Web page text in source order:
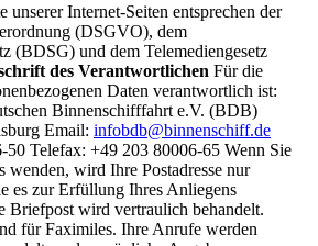
unserer Internet-Seiten entsprechen der
(DSGVO), dem
(BDSG) und dem Telemediengesetz
des Verantwortlichen Für die
Daten verantwortlich ist:
Binnenschifffahrt e.V. (BDB)
Email: infobdb@binnenschiff.de
Telefax: +49 203 80006-65 Wenn Sie
wenden, wird Ihre Postadresse nur
es zur Erfüllung Ihres Anliegens
Briefpost wird vertraulich behandelt.
für Faximiles. Ihre Anrufe werden